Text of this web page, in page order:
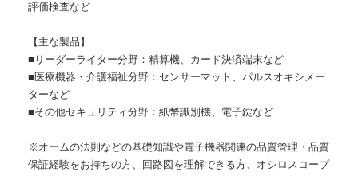
評価検査など
【主な製品】
■リーダーライター分野：精算機、カード決済端末など
■医療機器・介護福祉分野：センサーマット、パルスオキシメー
ターなど
■その他セキュリティ分野：紙幣識別機、電子錠など
※オームの法則などの基礎知識や電子機器関連の品質管理・品質
保証経験をお持ちの方、回路図を理解できる方、オシロスコープ